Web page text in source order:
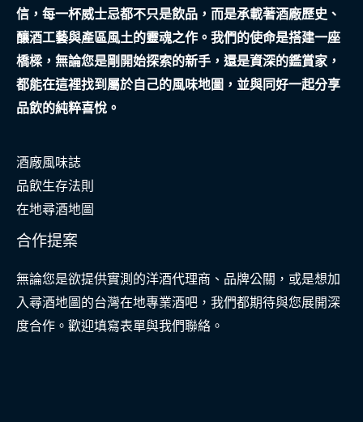
信，每一杯威士忌都不只是飲品，而是承載著酒廠歷史、
釀酒工藝與產區風土的靈魂之作。我們的使命是搭建一座
橋樑，無論您是剛開始探索的新手，還是資深的鑑賞家，
都能在這裡找到屬於自己的風味地圖，並與同好一起分享
品飲的純粹喜悅。
酒廠風味誌
品飲生存法則
在地尋酒地圖
合作提案
無論您是欲提供實測的洋酒代理商、品牌公關，或是想加
入尋酒地圖的台灣在地專業酒吧，我們都期待與您展開深
度合作。歡迎填寫表單與我們聯絡。